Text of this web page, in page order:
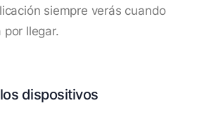
siempre verás cuando
por llegar.
dispositivos